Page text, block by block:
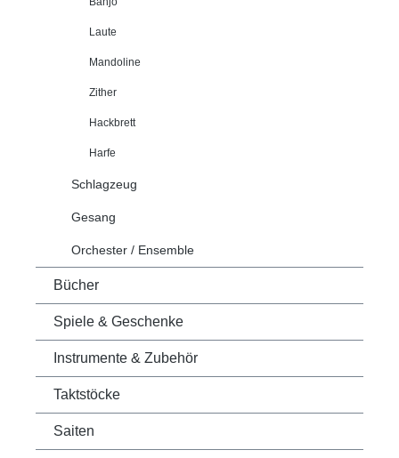
Laute
Mandoline
Zither
Hackbrett
Harfe
Schlagzeug
Gesang
Orchester / Ensemble
Bücher
Spiele & Geschenke
Instrumente & Zubehör
Taktstöcke
Saiten